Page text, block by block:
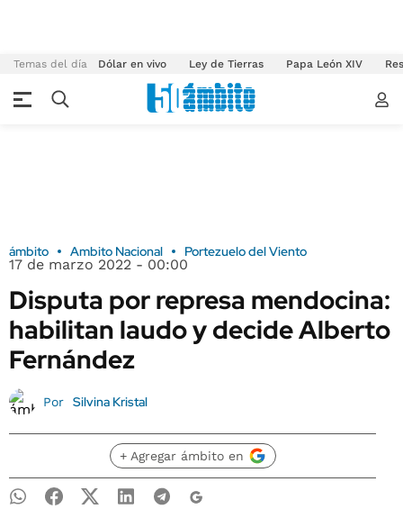
Temas del día Dólar en vivo Ley de Tierras Papa León XIV
ámbito Ambito Nacional Portezuelo del Viento
17 de marzo 2022 - 00:00
Disputa por represa mendocina:
habilitan laudo y decide Alberto
Fernández
Por Silvina Kristal
+ Agregar ámbito en